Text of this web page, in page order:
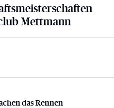
Mettmann
das Rennen
das Rennen